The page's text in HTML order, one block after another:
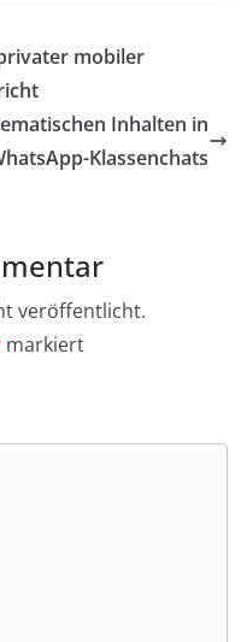
mobiler
Inhalten in
Klassenchats
veröffentlicht.
markiert